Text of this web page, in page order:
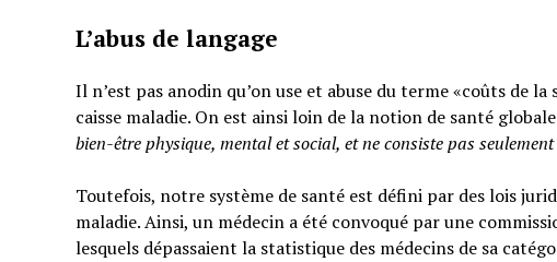
L’abus de langage
Il n’est pas anodin qu’on use et abuse du terme «coûts de
caisse maladie. On est ainsi loin de la notion de santé
bien-être physique, mental et social, et ne consiste pas
Toutefois, notre système de santé est défini par des lois
maladie. Ainsi, un médecin a été convoqué par une
lesquels dépassaient la statistique des médecins de sa